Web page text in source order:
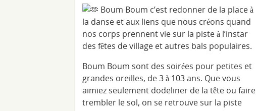
Boum Boum c’est redonner de la place à
la danse et aux liens que nous créons quand
nos corps prennent vie sur la piste à l’instar
des fêtes de village et autres bals populaires.
Boum Boum sont des soirées pour petites et
grandes oreilles, de 3 à 103 ans. Que vous
aimiez seulement dodeliner de la tête ou faire
trembler le sol, on se retrouve sur la piste